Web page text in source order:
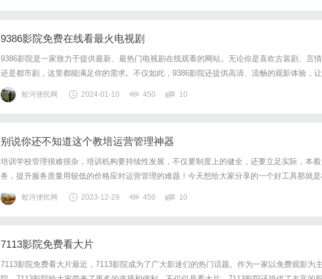
9386影院免费在线看最火电视剧
9386影院是一家致力于提供最新、最热门电视剧在线观看的网站。无论你是喜欢古装剧、言
还是都市剧，这里都能满足你的需求。不仅如此，9386影院还提供高清、流畅的观影体验，
剧情的精彩。无需会员，无需下载，只需打开网页，就能畅快地观看。在9386影院，你可以随
剧，不再错过任何一集精彩内容。9386影院汇集了各大热门电视剧，包括《琅琊...
蛟河便民网 2024-01-10 450 10
别说你还不知道这个教培运营管理神器
培训学校管理很难很杂，培训机构要持续性发展，不仅要制度上的健全，还要立足实际，本
务，提升服务质量用较低的价格应对运营管理的难题！今天想给大家分享的一个好工具那就
时间，提升管理效率，教学服务可以做到更轻松！招生引流有小竹通、招生二维码等辅助，帮
蛟河便民网 2023-12-29 450 10
7113影院免费看大片
7113影院免费看大片最近，7113影院成为了广大影迷们的热门话题。作为一家以免费观影为